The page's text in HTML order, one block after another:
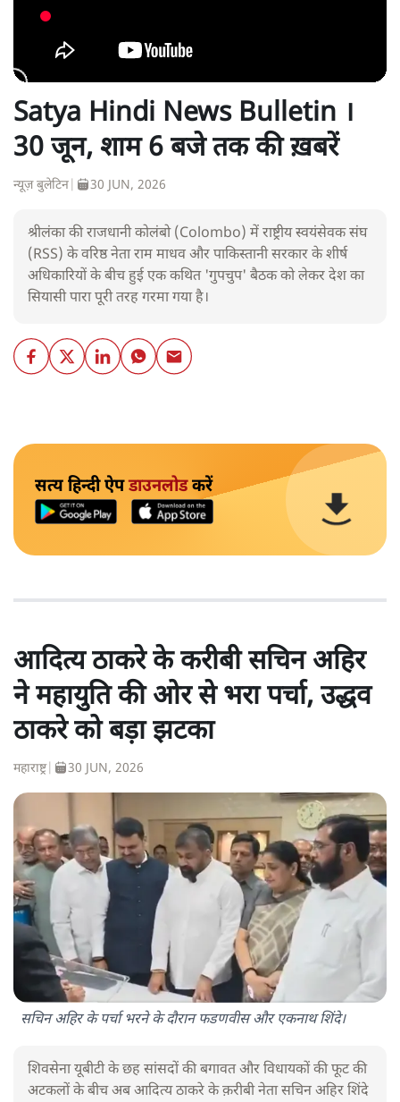
Satya Hindi News Bulletin ।
30 जून, शाम 6 बजे तक की ख़बरें
न्यूज़ बुलेटिन 30 JUN, 2026
श्रीलंका की राजधानी कोलंबो (Colombo) में राष्ट्रीय स्वयंसेवक संघ
(RSS) के वरिष्ठ नेता राम माधव और पाकिस्तानी सरकार के शीर्ष
अधिकारियों के बीच हुई एक कथित 'गुपचुप' बैठक को लेकर देश का
सियासी पारा पूरी तरह गरमा गया है।
सत्य हिन्दी ऐपडाउनलोडकरें
आदित्य ठाकरे के करीबी सचिन अहिर
ने महायुति की ओर से भरा पर्चा, उद्धव
ठाकरे को बड़ा झटका
महाराष्ट्र| 30 JUN, 2026
सचिन अहिर के पर्चा भरने के दौरान फडणवीस और एकनाथ शिंदे।
शिवसेना यूबीटी के छह सांसदों की बगावत और विधायकों की फूट की
अटकलों के बीच अब आदित्य ठाकरे के क़रीबी नेता सचिन अहिर शिंदे